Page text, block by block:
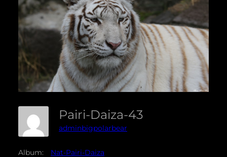
Pairi-Daiza-43
adminbigpolarbear
Album:
Nat-Pairi-Daiza